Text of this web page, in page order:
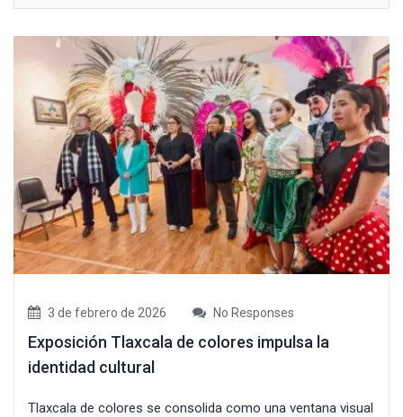
3 de febrero de 2026 No Responses
Exposición Tlaxcala de colores impulsa la
identidad cultural
Tlaxcala de colores se consolida como una ventana visual